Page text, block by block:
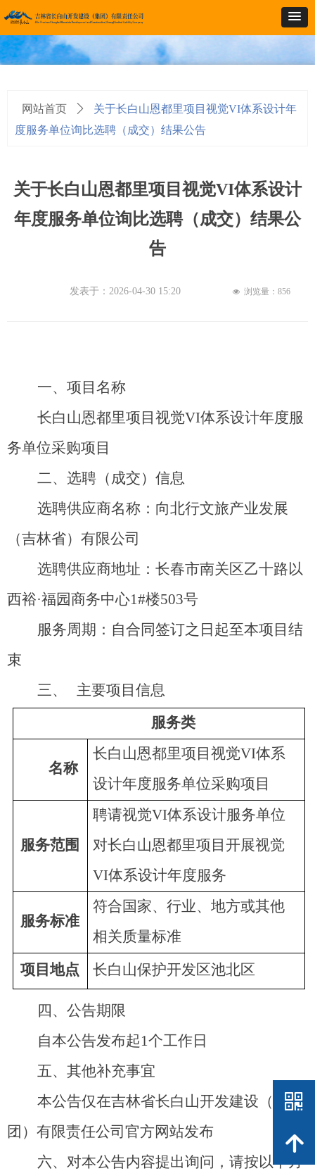
网站首页 ꄲ
关于长白山恩都里项目视觉VI体系设计年
度服务单位询比选聘（成交）结果公告
关于长白山恩都里项目视觉VI体系设计
年度服务单位询比选聘（成交）结果公
告
一、项目名称
长白山恩都里项目视觉VI体系设计年度服
务单位采购项目
二、 选聘（成交）信息
选聘供应商名称： 向北行文旅产业发展
（吉林省）有限公司
选聘供应商地址：长春市南关区乙十路以
西裕·福园商务中心1#楼503号
服务周期：自合同签订之日起至本项目结
束
三、
主要项目信息
服务类
名称
长白山恩都里项目视觉VI体系
设计年度服务单位采购项目
服务范围
聘请视觉VI体系设计服务单位
对长白山恩都里项目开展视觉
VI体系设计年度服务
服务标准
符合国家、行业、地方或其他
相关质量标准
项目地点
长白山保护开发区池北区
四、 公告期限
自本公告发布起1个工作日
五、 其他补充事宜
本公告仅在吉林省长白山开发建设（集
团）有限责任公司官方网站发布
六、 对本公告内容提出询问，请按以下方
发表于： 2026-04-30 15:20 넶 浏览量： 856
낃
녕